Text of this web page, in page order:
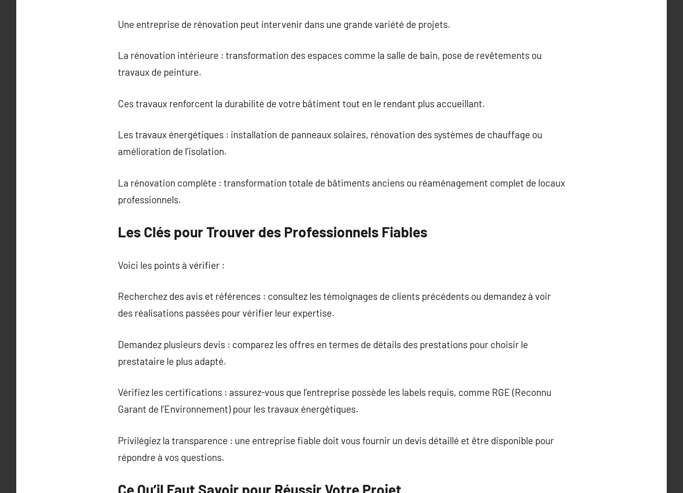
Une entreprise de rénovation peut intervenir dans une grande variété de projets.
La rénovation intérieure : transformation des espaces comme la salle de bain, pose de revêtements ou
travaux de peinture.
Ces travaux renforcent la durabilité de votre bâtiment tout en le rendant plus accueillant.
Les travaux énergétiques : installation de panneaux solaires, rénovation des systèmes de chauffage ou
amélioration de l’isolation.
La rénovation complète : transformation totale de bâtiments anciens ou réaménagement complet de locaux
professionnels.
Les Clés pour Trouver des Professionnels Fiables
Voici les points à vérifier :
Recherchez des avis et références : consultez les témoignages de clients précédents ou demandez à voir
des réalisations passées pour vérifier leur expertise.
Demandez plusieurs devis : comparez les offres en termes de détails des prestations pour choisir le
prestataire le plus adapté.
Vérifiez les certifications : assurez-vous que l’entreprise possède les labels requis, comme RGE (Reconnu
Garant de l’Environnement) pour les travaux énergétiques.
Privilégiez la transparence : une entreprise fiable doit vous fournir un devis détaillé et être disponible pour
répondre à vos questions.
Ce Qu’il Faut Savoir pour Réussir Votre Projet